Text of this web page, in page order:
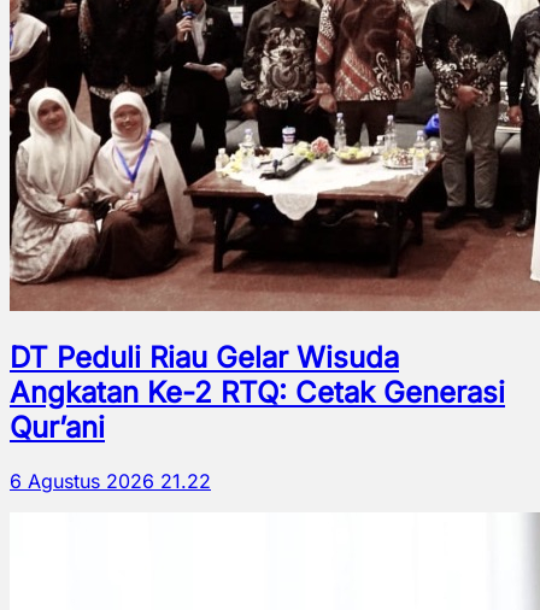
DT Peduli Riau Gelar Wisuda
Angkatan Ke-2 RTQ: Cetak Generasi
Qur’ani
6 Agustus 2026 21.22